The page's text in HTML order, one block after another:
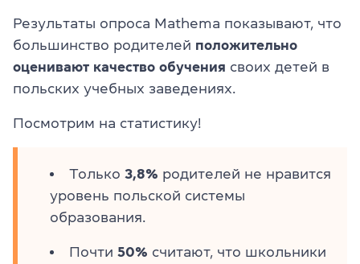
Результаты опроса Mathema показывают, что
большинство родителей положительно
оценивают качество обучения своих детей в
польских учебных заведениях.
Посмотрим на статистику!
Только 3,8% родителей не нравится
уровень польской системы
образования.
Почти 50% считают, что школьники